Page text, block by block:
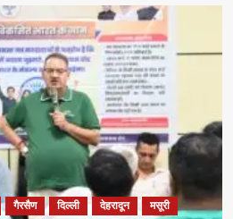
गैरसैण दिल्ली देहरादून मसूरी